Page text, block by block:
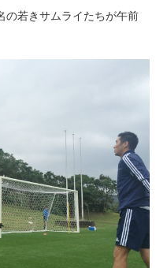
の若きサムライたちが午前